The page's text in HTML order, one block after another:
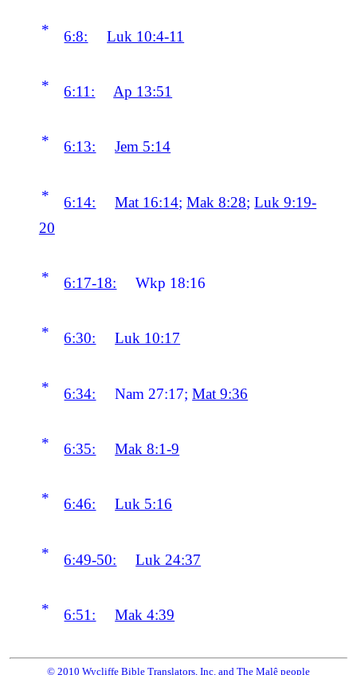
* 6:8: Luk 10:4-11
* 6:11: Ap 13:51
* 6:13: Jem 5:14
* 6:14: Mat 16:14;Mak 8:28;Luk 9:19-
20
* 6:17-18: Wkp 18:16
* 6:30: Luk 10:17
* 6:34: Nam 27:17;Mat 9:36
* 6:35: Mak 8:1-9
* 6:46: Luk 5:16
* 6:49-50: Luk 24:37
* 6:51: Mak 4:39
© 2010 Wycliffe Bible Translators, Inc. and The Malê people